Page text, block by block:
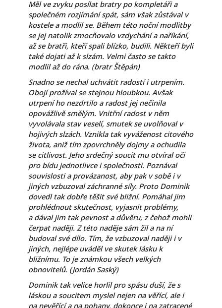
Měl ve zvyku posílat bratry po kompletáři a
společném rozjímání spát, sám však zůstával v
kostele a modlil se. Během této noční modlitby
se jej natolik zmocňovalo vzdychání a naříkání,
až se bratři, kteří spali blízko, budili. Někteří byli
také dojati až k slzám. Velmi často se takto
modlil až do rána. (bratr Štěpán)
Snadno se nechal uchvátit radostí i utrpením.
Obojí prožíval se stejnou hloubkou. Avšak
utrpení ho nezdrtilo a radost jej nečinila
opovážlivě smělým. Vnitřní radost v něm
vyvolávala stav veselí, smutek se uvolňoval v
hojivých slzách. Vznikla tak vyváženost citového
života, aniž tím zpovrchněly dojmy a ochudila
se citlivost. Jeho srdečný soucit mu otvíral oči
pro bídu jednotlivce i společnosti. Poznával
souvislosti a provázanost, aby pak v sobě i v
jiných vzbuzoval záchranné síly. Proto Dominik
dovedl tak dobře těšit své bližní. Pomáhal jim
prohlédnout skutečnost, vyjasnit problémy,
a dával jim tak pevnost a důvěru, z čehož mohli
čerpat naději. Z této naděje sám žil a na ní
budoval své dílo. Tím, že vzbuzoval naději i v
jiných, nejlépe uváděl ve skutek lásku k
bližnímu. To je známkou všech velkých
obnovitelů. (Jordán Saský)
Dominik tak velice horlil pro spásu duší, že s
láskou a soucitem myslel nejen na věřící, ale i
na nevěřící a na pohany, dokonce i na zatracené